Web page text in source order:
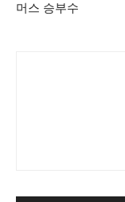
머스 승부수